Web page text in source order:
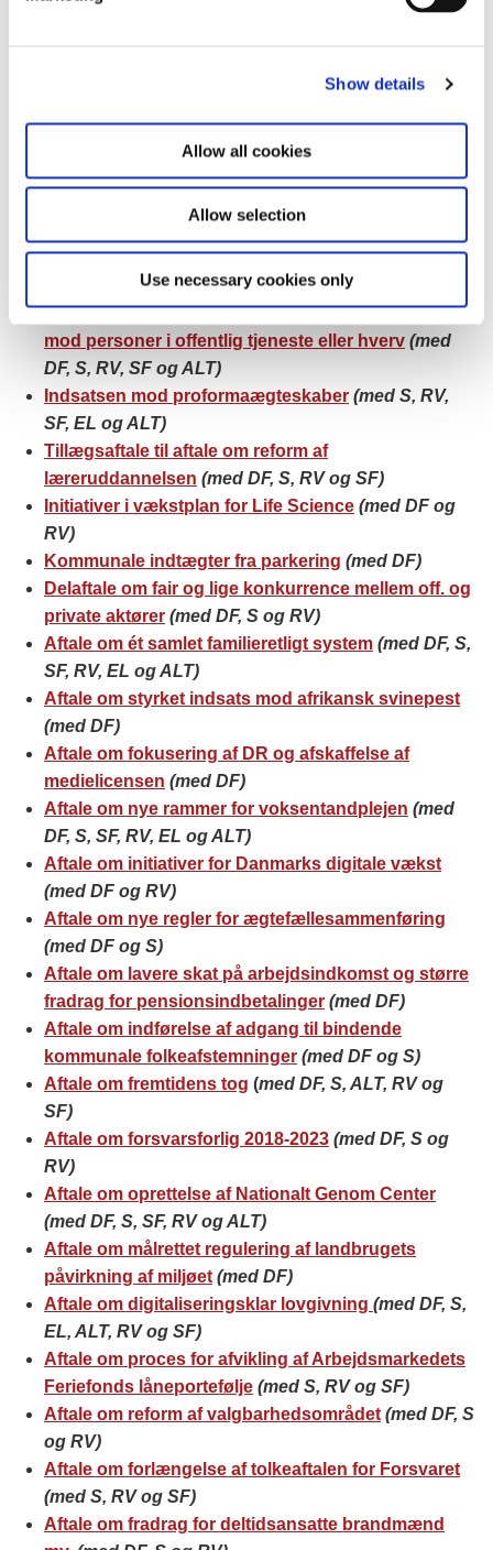
Show details
Allow all cookies
Allow selection
Use necessary cookies only
ghettoområder
Initiativer på boligområdet, der modvirker
parallelsamfund (med DF, S og SF)
Finansiering af ghettoindsats; Landsbyggefondens
ramme (med DF, RV, S og SF)
Virkning af udligning af nye ejendomsvurderinger
(med DF, S og RV)
Strafskærpelser for chikane, trusler og hærværk
mod personer i offentlig tjeneste eller hverv (med
DF, S, RV, SF og ALT)
Indsatsen mod proformaægteskaber (med S, RV,
SF, EL og ALT)
Tillægsaftale til aftale om reform af
læreruddannelsen (med DF, S, RV og SF)
Initiativer i vækstplan for Life Science (med DF og
RV)
Kommunale indtægter fra parkering (med DF)
Delaftale om fair og lige konkurrence mellem off. og
private aktører (med DF, S og RV)
Aftale om ét samlet familieretligt system (med DF, S,
SF, RV, EL og ALT)
Aftale om styrket indsats mod afrikansk svinepest
(med DF)
Aftale om fokusering af DR og afskaffelse af
medielicensen (med DF)
Aftale om nye rammer for voksentandplejen (med
DF, S, SF, RV, EL og ALT)
Aftale om initiativer for Danmarks digitale vækst
(med DF og RV)
Aftale om nye regler for ægtefællesammenføring
(med DF og S)
Aftale om lavere skat på arbejdsindkomst og større
fradrag for pensionsindbetalinger (med DF)
Aftale om indførelse af adgang til bindende
kommunale folkeafstemninger (med DF og S)
Aftale om fremtidens tog (med DF, S, ALT, RV og
SF)
Aftale om forsvarsforlig 2018-2023 (med DF, S og
RV)
Aftale om oprettelse af Nationalt Genom Center
(med DF, S, SF, RV og ALT)
Aftale om målrettet regulering af landbrugets
påvirkning af miljøet (med DF)
Aftale om digitaliseringsklar lovgivning (med DF, S,
EL, ALT, RV og SF)
Aftale om proces for afvikling af Arbejdsmarkedets
Feriefonds låneportefølje (med S, RV og SF)
Aftale om reform af valgbarhedsområdet (med DF, S
og RV)
Aftale om forlængelse af tolkeaftalen for Forsvaret
(med S, RV og SF)
Aftale om fradrag for deltidsansatte brandmænd